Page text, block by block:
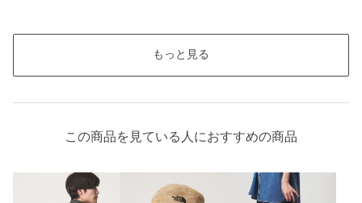
3632-4-000026
もっと見る
この商品を見ている人におすすめの商品